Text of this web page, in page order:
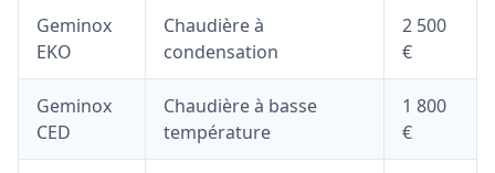
Geminox
EKO
Chaudière à
condensation
2 500
€
Geminox
CED
Chaudière à basse
température
1 800
€